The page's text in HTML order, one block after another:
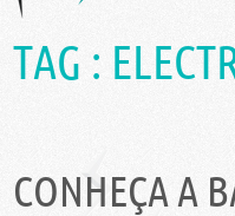
TAG :
CONHEÇA A